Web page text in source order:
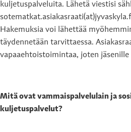
kuljetuspalveluita. Lähetä viestisi
Hakemuksia voi lähettää
täydennetään tarvittaessa.
vapaaehtoistoimintaa, joten jäsenille
Mitä ovat vammaispalvelulain ja
kuljetuspalvelut?